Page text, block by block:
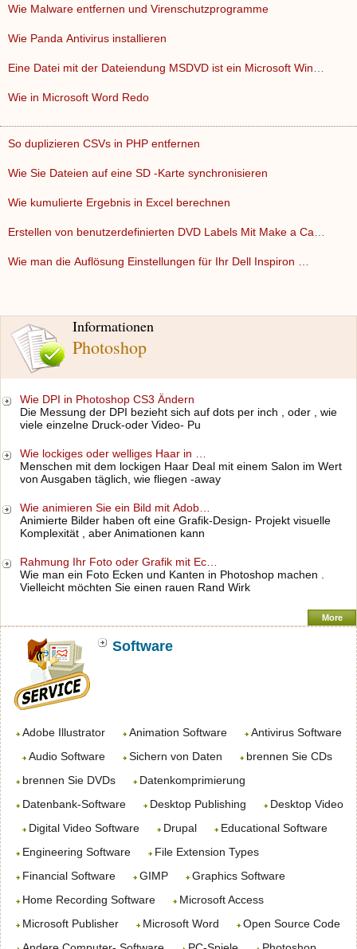
Informationen
Photoshop
Wie DPI in Photoshop CS3 Ändern
Die Messung der DPI bezieht sich auf dots per inch , oder , wie
viele einzelne Druck-oder Video- Pu
Wie lockiges oder welliges Haar in …
Menschen mit dem lockigen Haar Deal mit einem Salon im Wert
von Ausgaben täglich, wie fliegen -away
Wie animieren Sie ein Bild mit Adob…
Animierte Bilder haben oft eine Grafik-Design- Projekt visuelle
Komplexität , aber Animationen kann
Rahmung Ihr Foto oder Grafik mit Ec…
Wie man ein Foto Ecken und Kanten in Photoshop machen .
Vielleicht möchten Sie einen rauen Rand Wirk
More
Software
Adobe Illustrator Animation Software
Antivirus Software
Audio Software
Sichern von Daten
brennen Sie CDs
brennen Sie DVDs
Datenkomprimierung
Datenbank-Software
Desktop Publishing
Desktop Video
Digital Video Software
Drupal
Educational Software
Engineering Software
File Extension Types
Financial Software
GIMP
Graphics Software
Home Recording Software
Microsoft Access
Microsoft Publisher
Microsoft Word
Open Source Code
Wie Malware entfernen und Virenschutzprogramme
Wie Panda Antivirus installieren
Wie in Microsoft Word Redo
So duplizieren CSVs in PHP entfernen
Wie Sie Dateien auf eine SD -Karte synchronisieren
Wie kumulierte Ergebnis in Excel berechnen
Wie man die Auflösung Einstellungen für Ihr Dell Inspiron …